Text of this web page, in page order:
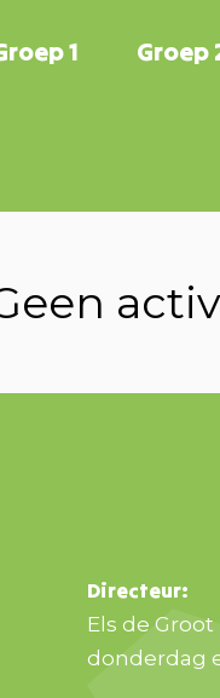
1 Groep
Directeur:
Els de
donderdag